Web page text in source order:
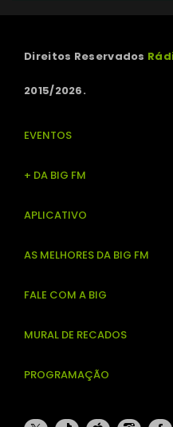
Direitos Reservados
2015/2026.
EVENTOS
+ DA BIG FM
APLICATIVO
AS MELHORES DA BIG FM
FALE COM A BIG
MURAL DE RECADOS
PROGRAMAÇÃO